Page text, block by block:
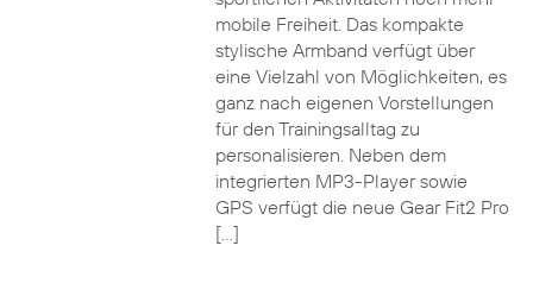
mobile Freiheit. Das kompakte
stylische Armband verfügt über
eine Vielzahl von Möglichkeiten, es
ganz nach eigenen Vorstellungen
für den Trainingsalltag zu
personalisieren. Neben dem
integrierten MP3-Player sowie
GPS verfügt die neue Gear Fit2 Pro
[…]